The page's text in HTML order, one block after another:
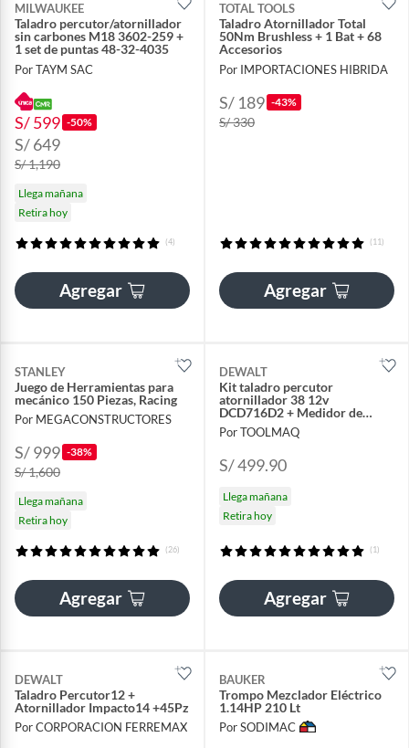
MILWAUKEE
Taladro percutor/atornillador
sin carbones M18 3602-259 +
1 set de puntas 48-32-4035
Por TAYM SAC
S/ 599 -50%
S/ 649
S/ 1,190
Llega mañana
Retira hoy
(4)
Agregar
TOTAL TOOLS
Taladro Atornillador Total
50Nm Brushless + 1 Bat + 68
Accesorios
Por IMPORTACIONES HIBRIDA
S/ 189 -43%
S/ 330
(11)
Agregar
STANLEY
Juego de Herramientas para
mecánico 150 Piezas, Racing
Por MEGACONSTRUCTORES
S/ 999 -38%
S/ 1,600
Llega mañana
Retira hoy
(26)
Agregar
DEWALT
Kit taladro percutor
atornillador 38 12v
DCD716D2 + Medidor de
Distancia Laser 16m Atomic
DW055PL
Por TOOLMAQ
S/ 499.90
Llega mañana
Retira hoy
(1)
Agregar
DEWALT
Taladro Percutor12 +
Atornillador Impacto14 +45Pz
Por CORPORACION FERREMAX
BAUKER
Trompo Mezclador Eléctrico
1.14HP 210 Lt
Por SODIMAC